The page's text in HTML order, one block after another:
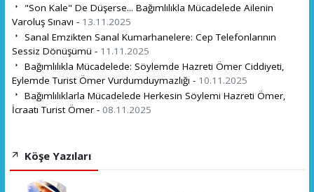
"Son Kale" De Düşerse... Bağımlılıkla Mücadelede Ailenin
Varoluş Sınavı - 13.11.2025
Sanal Emzikten Sanal Kumarhanelere: Cep Telefonlarının
Sessiz Dönüşümü - 11.11.2025
Bağımlılıkla Mücadelede: Söylemde Hazreti Ömer Ciddiyeti,
Eylemde Turist Ömer Vurdumduymazlığı - 10.11.2025
Bağımlılıklarla Mücadelede Herkesin Söylemi Hazreti Ömer,
İcraatı Turist Ömer - 08.11.2025
Köşe Yazıları